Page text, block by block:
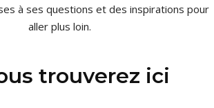
à ses questions et des inspirations pour
aller plus loin.
trouverez ici